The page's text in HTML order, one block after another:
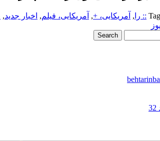
:: را , آمریکایی، +, آمریکایی، فیلم, اخبار جدید,